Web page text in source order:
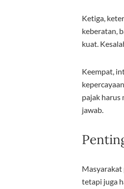
Ketiga,
keberatan,
kuat.
Keempat,
pajak harus
jawab.
Masyarakat
tetapi juga